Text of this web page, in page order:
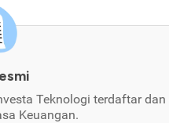
Teknologi terdaftar
Keuangan.